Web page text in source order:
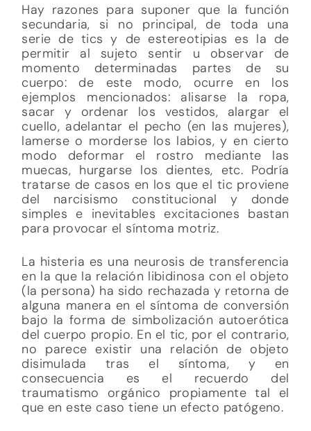
Hay razones para suponer que la función
secundaria, si no principal, de toda una
serie de tics y de estereotipias es la de
permitir al sujeto sentir u observar de
momento determinadas partes de su
cuerpo: de este modo, ocurre en los
ejemplos mencionados: alisarse la ropa,
sacar y ordenar los vestidos, alargar el
cuello, adelantar el pecho (en las mujeres),
lamerse o morderse los labios, y en cierto
modo deformar el rostro mediante las
muecas, hurgarse los dientes, etc. Podría
tratarse de casos en los que el tic proviene
del narcisismo constitucional y donde
simples e inevitables excitaciones bastan
para provocar el síntoma motriz.
La histeria es una neurosis de transferencia
en la que la relación libidinosa con el objeto
(la persona) ha sido rechazada y retorna de
alguna manera en el síntoma de conversión
bajo la forma de simbolización autoerótica
del cuerpo propio. En el tic, por el contrario,
no parece existir una relación de objeto
disimulada tras el síntoma, y en
consecuencia es el recuerdo del
traumatismo orgánico propiamente tal el
que en este caso tiene un efecto patógeno.